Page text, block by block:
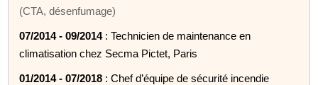
(CTA, désenfumage)
07/2014 - 09/2014: Technicien de maintenance en
climatisation chez Secma Pictet, Paris
01/2014 - 07/2018 : Chef d’équipe de sécurité incendie